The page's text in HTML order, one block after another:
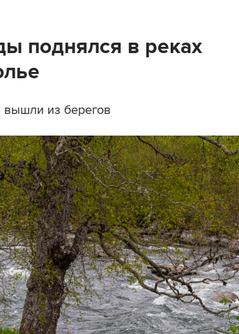
поднялся в реках
из берегов